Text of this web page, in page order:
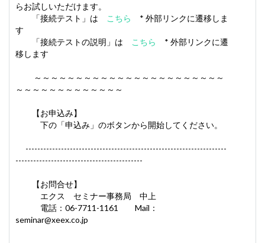
らお試しいただけます。
「接続テスト」は
こちら
* 外部リンクに遷移しま
す
「接続テストの説明」は
こちら
* 外部リンクに遷
移します
～～～～～～～～～～～～～～～～～～～～～～～
～～～～～～～～～～～～～
【お申込み】
下の「申込み」のボタンから開始してください。
--------------------------------------------------------------------
-------------------------------------------
【お問合せ】
エクス セミナー事務局 中上
電話：06-7711-1161 Mail：
seminar@xeex.co.jp